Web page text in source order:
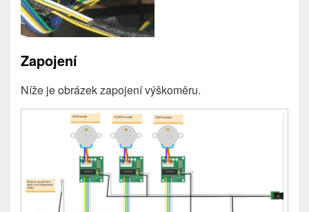
Zapojení
Níže je obrázek zapojení výškoměru.